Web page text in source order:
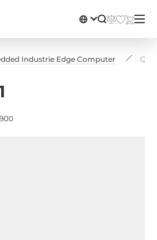
Industrie Edge Computer QP-